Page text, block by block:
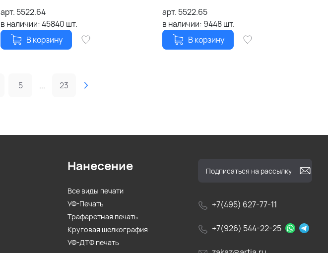
арт. 5522.64
в наличии:45840 шт.
В корзину
арт. 5522.65
в наличии: 9448шт.
В корзину
5 ... 23
+7(495) 627-77-11
+7(926) 544-22-25
Нанесение
Все виды печати
УФ-Печать
Трафаретная печать
Круговая шелкография
УФ-ДТФ печать